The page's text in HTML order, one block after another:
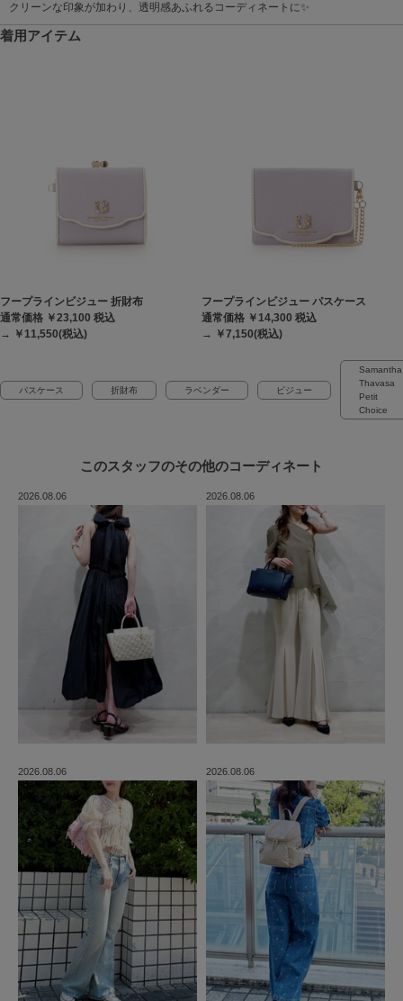
クリーンな印象が加わり、透明感あふれるコーディネートに✨
着用アイテム
フープラインビジュー 折財布
通常価格 ￥23,100 税込
→ ￥11,550(税込)
フープラインビジュー パスケース
通常価格 ￥14,300 税込
→ ￥7,150(税込)
パスケース 折財布 ラベンダー ビジュー
Samantha
Thavasa
Petit
Choice
このスタッフのその他のコーディネート
2026.08.06 2026.08.06
2026.08.06 2026.08.06